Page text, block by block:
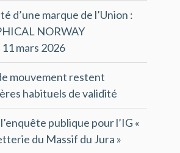
d’une marque de l’Union :
NORWAY
mars 2026
mouvement restent
habituels de validité
publique pour l’IG «
du Massif du Jura »